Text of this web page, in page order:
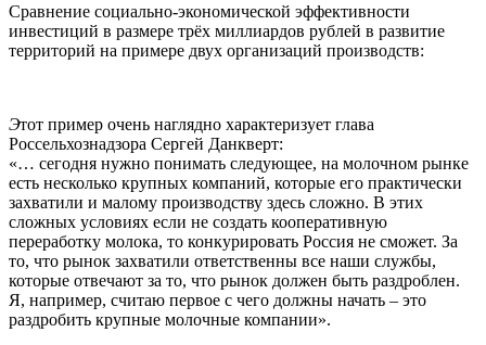
Сравнение социально-экономической эффективности
инвестиций в размере трёх миллиардов рублей в развитие
территорий на примере двух организаций производств:
Этот пример очень наглядно характеризует глава
Россельхознадзора Сергей Данкверт:
«… сегодня нужно понимать следующее, на молочном рынке
есть несколько крупных компаний, которые его практически
захватили и малому производству здесь сложно. В этих
сложных условиях если не создать кооперативную
переработку молока, то конкурировать Россия не сможет. За
то, что рынок захватили ответственны все наши службы,
которые отвечают за то, что рынок должен быть раздроблен.
Я, например, считаю первое с чего должны начать – это
раздробить крупные молочные компании».